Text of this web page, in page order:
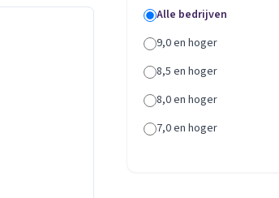
Alle bedrijven
9,0 en hoger
8,5 en hoger
8,0 en hoger
7,0 en hoger